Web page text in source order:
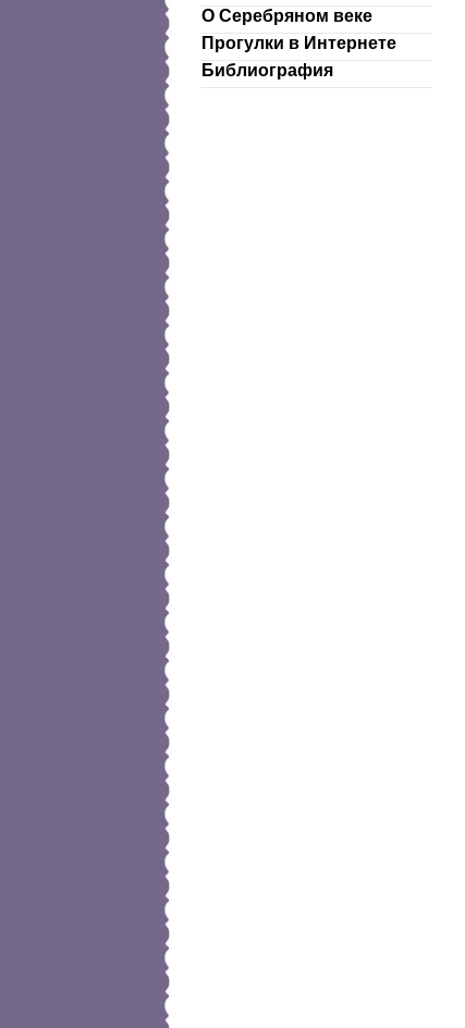
О Серебряном веке
Прогулки в Интернете
Библиография